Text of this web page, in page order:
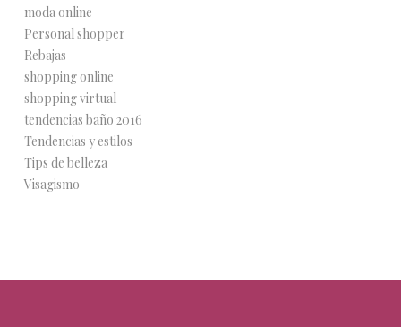
moda online
Personal shopper
Rebajas
shopping online
shopping virtual
tendencias baño 2016
Tendencias y estilos
Tips de belleza
Visagismo